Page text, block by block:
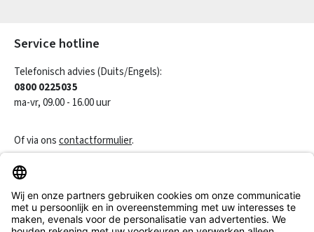
Service hotline
Telefonisch advies (Duits/Engels):
0800 0225035
ma-vr, 09.00 - 16.00 uur
Of via onscontactformulier.
Klantenservice